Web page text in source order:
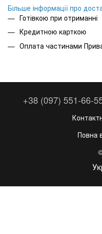
Більше інформації про
Готівкою при отриманні
Кредитною карткою
Оплата частинами
+38 (097) 551-66-
Повна